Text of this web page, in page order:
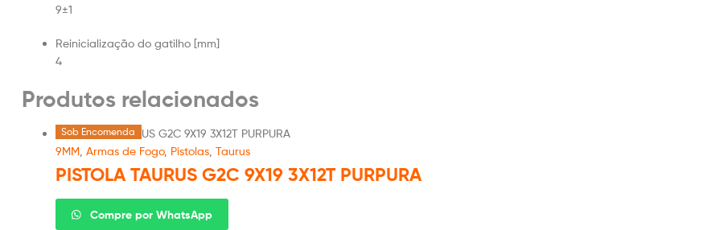
9±1
Reinicialização do gatilho [mm]
4
Produtos relacionados
Sob Encomenda
9MM Armas de Fogo, Pistolas Taurus
PISTOLA TAURUS G2C 9X19 3X12T PURPURA
Compre por WhatsApp